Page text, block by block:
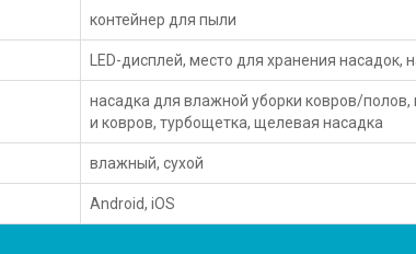
контейнер для пыли
LED-дисплей, место для хранения насадок,
насадка для влажной уборки ковров/
и ковров, турбощетка, щелевая насадка
влажный, сухой
Android, iOS